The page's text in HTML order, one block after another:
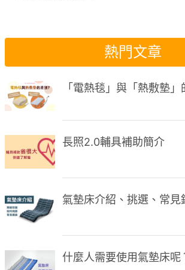
熱門文章
「電熱毯」與「熱敷墊」
長照2.0輔具補助簡介
氣墊床介紹、挑選、常見
什麼人需要使用氣墊床呢